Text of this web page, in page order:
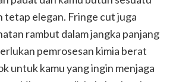
tetap elegan. Fringe cut juga
rambut dalam jangka panjang
pemrosesan kimia berat
untuk kamu yang ingin menjaga